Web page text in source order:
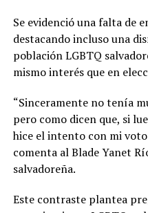
Se evidenció una falta de
destacando incluso una
población LGBTQ
mismo interés que en
“Sinceramente no tenía
pero como dicen que, si
hice el intento con mi voto
comenta al Blade Yanet
salvadoreña.
Este contraste plantea